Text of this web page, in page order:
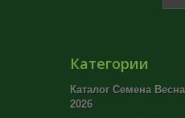
Категории
Каталог Семена Весна
2026